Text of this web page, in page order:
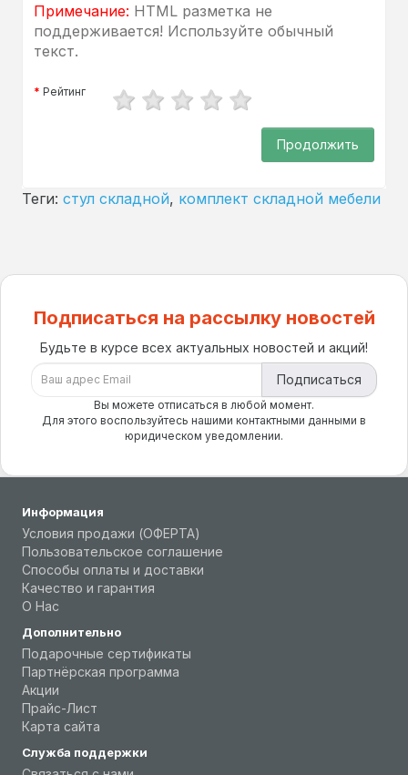
Примечание: HTML разметка не
поддерживается! Используйте обычный
текст.
Рейтинг
Продолжить
Теги: стул складной, комплект складной мебели
Подписаться на рассылку новостей
Будьте в курсе всех актуальных новостей и акций!
Подписаться
Вы можете отписаться в любой момент.
Для этого воспользуйтесь нашими контактными данными в
юридическом уведомлении.
Информация
Условия продажи (ОФЕРТА)
Пользовательское соглашение
Способы оплаты и доставки
Качество и гарантия
О Нас
Дополнительно
Подарочные сертификаты
Партнёрская программа
Акции
Прайс-Лист
Карта сайта
Служба поддержки